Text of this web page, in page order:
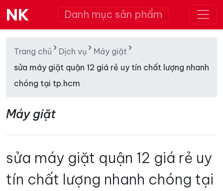
NK Danh mục sản phẩm
Trang chủ Dịch vụ
Máy giặt
sửa máy giặt quận 12 giá rẻ uy tín chất lượng nhanh
chóng tại tp.hcm
Máy giặt
sửa máy giặt quận 12 giá rẻ uy
tín chất lượng nhanh chóng tại